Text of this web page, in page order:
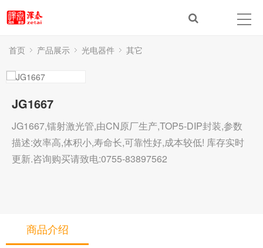
首页 产品展示 光电器件 其它
JG1667
JG1667,镭射激光管,由CN原厂生产,TOP5-DIP封装,参数
描述:效率高,体积小,寿命长,可靠性好,成本较低! 库存实时
更新.咨询购买请致电:0755-83897562
商品介绍